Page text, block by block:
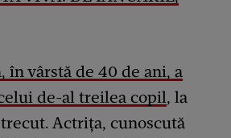
în vârstă de 40 de ani, a
de-al treilea copil, la
Actrița, cunoscută